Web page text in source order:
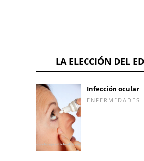
LA ELECCIÓN DEL
Infección ocular
ENFERMEDADES